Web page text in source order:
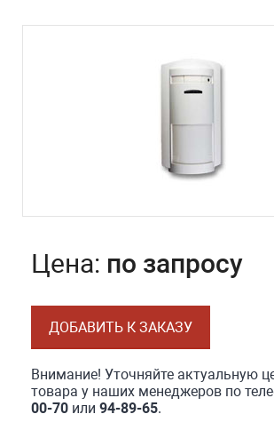
Цена: по запросу
ДОБАВИТЬ К ЗАКАЗУ
Внимание! Уточняйте актуальную
товара у наших менеджеров по
00-70 или 94-89-65.